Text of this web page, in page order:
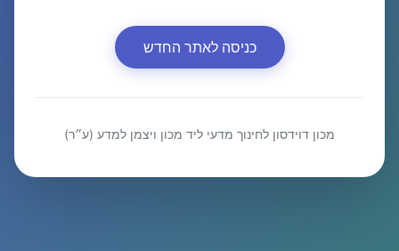
כניסה לאתר החדש
מכון דוידסון לחינוך מדעי ליד מכון ויצמן למדע (ע״ר)